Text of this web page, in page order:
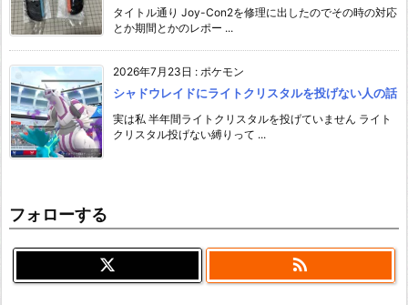
タイトル通り Joy-Con2を修理に出したのでその時の対応
とか期間とかのレポー ...
2026年7月23日 : ポケモン
シャドウレイドにライトクリスタルを投げない人の話
実は私 半年間ライトクリスタルを投げていません ライト
クリスタル投げない縛りって ...
フォローする
